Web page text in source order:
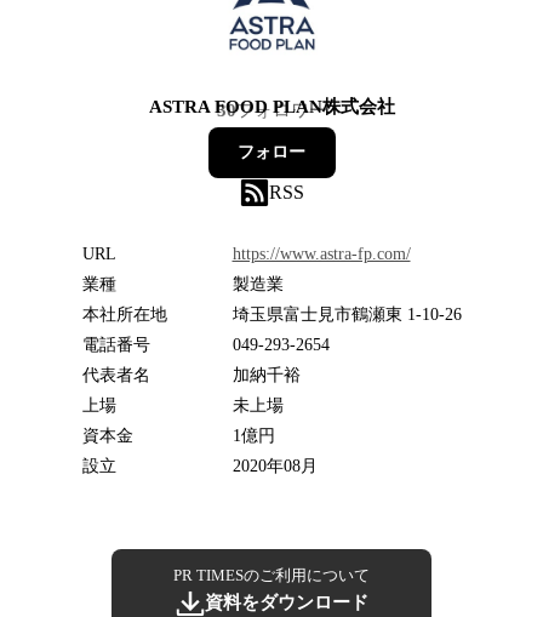
ASTRA FOOD PLAN株式会社
30フォロワー
フォロー
RSS
URL
https://www.astra-fp.com/
業種
製造業
本社所在地
埼玉県富士見市鶴瀬東 1-10-26
電話番号
049-293-2654
代表者名
加納千裕
上場
未上場
資本金
1億円
設立
2020年08月
PR TIMESのご利用について
資料をダウンロード